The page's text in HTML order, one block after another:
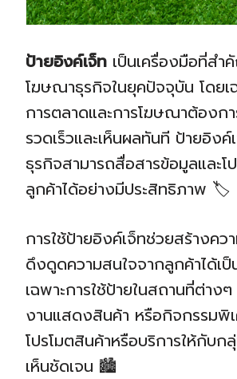
ป้ายอิงค์เจ็ท เป็นเครื่องมือที่สำ
โฆษณาธุรกิจในยุคปัจจุบัน โดยเ
การตลาดและการโฆษณาต้องก
รวดเร็วและเห็นผลทันที ป้ายอิงค์
ธุรกิจสามารถสื่อสารข้อมูลและโ
ลูกค้าได้อย่างมีประสิทธิภาพ 🏷️
การใช้ป้ายอิงค์เจ็ทช่วยสร้างคว
ดึงดูดความสนใจจากลูกค้าได้เ
เฉพาะการใช้ป้ายในสถานที่ต่าง
งานแสดงสินค้า หรือกิจกรรมพิ
โปรโมตสินค้าหรือบริการให้กับก
เห็นชัดเจน 🏙️